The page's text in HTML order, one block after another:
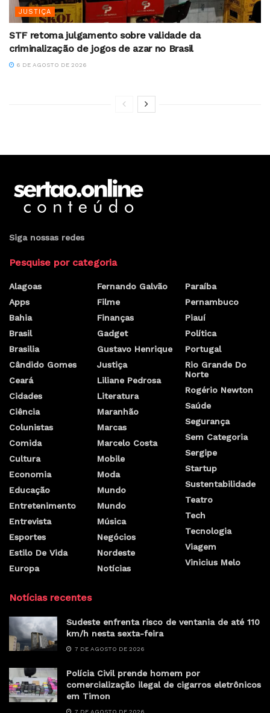
JUSTIÇA
STF retoma julgamento sobre validade da
criminalização de jogos de azar no Brasil
6 DE AGOSTO DE 2026
Siga nossas redes
Pesquise por categoria
Alagoas
Apps
Bahia
Brasil
Brasilia
Cândido Gomes
Ceará
Cidades
Ciência
Colunistas
Comida
Cultura
Economia
Educação
Entretenimento
Entrevista
Esportes
Estilo De Vida
Europa
Fernando Galvão
Filme
Finanças
Gadget
Gustavo Henrique
Justiça
Liliane Pedrosa
Literatura
Maranhão
Marcas
Marcelo Costa
Mobile
Moda
Mundo
Mundo
Música
Negócios
Nordeste
Notícias
Paraíba
Pernambuco
Piauí
Política
Portugal
Rio Grande Do
Norte
Rogério Newton
Saúde
Segurança
Sem Categoria
Sergipe
Startup
Sustentabilidade
Teatro
Tech
Tecnologia
Viagem
Vinicius Melo
Notícias recentes
Sudeste enfrenta risco de ventania de até 110
km/h nesta sexta-feira
7 DE AGOSTO DE 2026
Polícia Civil prende homem por
comercialização ilegal de cigarros eletrônicos
em Timon
7 DE AGOSTO DE 2026